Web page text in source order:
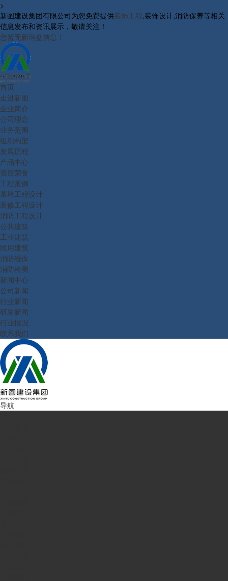
>
新图建设集团有限公司为您免费提供装饰工程,装饰设计,消防保养等相关
信息发布和资讯展示，敬请关注！
您暂无新询盘信息！
首页
走进新图
企业简介
公司理念
业务范围
组织构架
发展历程
产品中心
资质荣誉
工程案例
幕墙工程设计
装修工程设计
消防工程设计
公共建筑
工业建筑
民用建筑
消防维保
消防检测
新闻中心
公司新闻
行业新闻
研发新闻
行业概况
联系我们
导航